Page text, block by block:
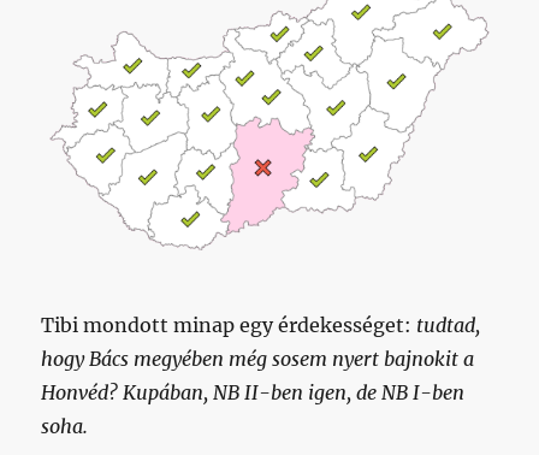
Tibi mondott minap egy érdekességet: tudtad,
hogy Bács megyében még sosem nyert bajnokit a
Honvéd? Kupában, NB II-ben igen, de NB I-ben
soha.